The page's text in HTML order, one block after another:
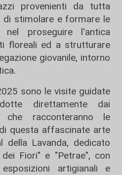
provenienti da tutta
di stimolare e formare le
nel proseguire l'antica
floreali ed a strutturare
giovanile, intorno
sono le visite guidate
direttamente dai
che racconteranno le
questa affascinate arte
della Lavanda, dedicato
dei Fiori" e "Petrae", con
artigianali e